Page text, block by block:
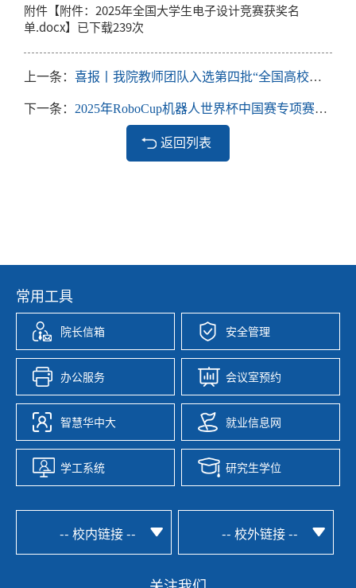
附件【附件：2025年全国大学生电子设计竞赛获奖名
单.docx】已下载239次
上一条： 喜报丨我院教师团队入选第四批“全国高校黄大年式教师团队”
下一条： 2025年RoboCup机器人世界杯中国赛专项赛，电气学院队伍勇夺桂冠
返回列表
常用工具
院长信箱 安全管理
办公服务 会议室预约
智慧华中大 就业信息网
学工系统 研究生学位
-- 校内链接 -- -- 校外链接 --